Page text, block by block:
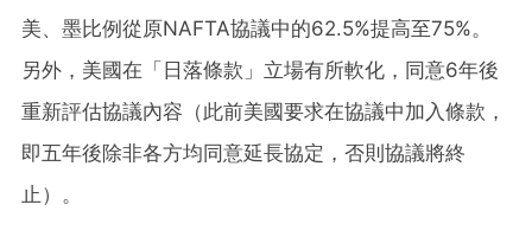
美、墨比例從原NAFTA協議中的62.5%提高至75%。
另外，美國在「日落條款」立場有所軟化，同意6年後
重新評估協議內容（此前美國要求在協議中加入條款，
即五年後除非各方均同意延長協定，否則協議將終
止）。